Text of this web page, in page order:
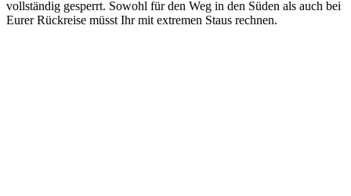
vollständig gesperrt. Sowohl für den Weg in den Süden als auch bei
Eurer Rückreise müsst Ihr mit extremen Staus rechnen.